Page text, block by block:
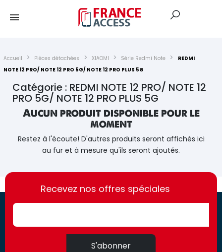
Accueil Pièces détachées XIAOMI Série Redmi Note
REDMI
NOTE 12 PRO/ NOTE 12 PRO 5G/ NOTE 12 PRO PLUS 5G
Catégorie : REDMI NOTE 12 PRO/ NOTE 12
PRO 5G/ NOTE 12 PRO PLUS 5G
Aucun produit disponible pour le
moment
Restez à l'écoute! D'autres produits seront affichés ici
au fur et à mesure qu'ils seront ajoutés.
https://france-
access.fr
https://france-
access.fr
Recevez nos offres spéciales
S'abonner